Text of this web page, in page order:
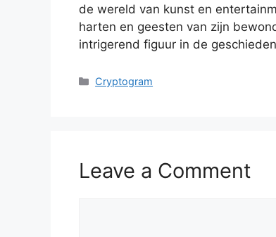
de wereld van kunst en
harten en geesten van zijn
intrigerend figuur in de
Categories
Cryptogram
Leave a Comment